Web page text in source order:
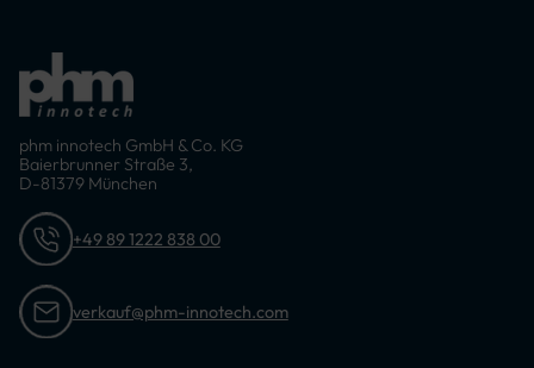
phm innotech GmbH & Co. KG
Baierbrunner Straße 3,
D-81379 München
+49 89 1222 838 00
verkauf@phm-innotech.com